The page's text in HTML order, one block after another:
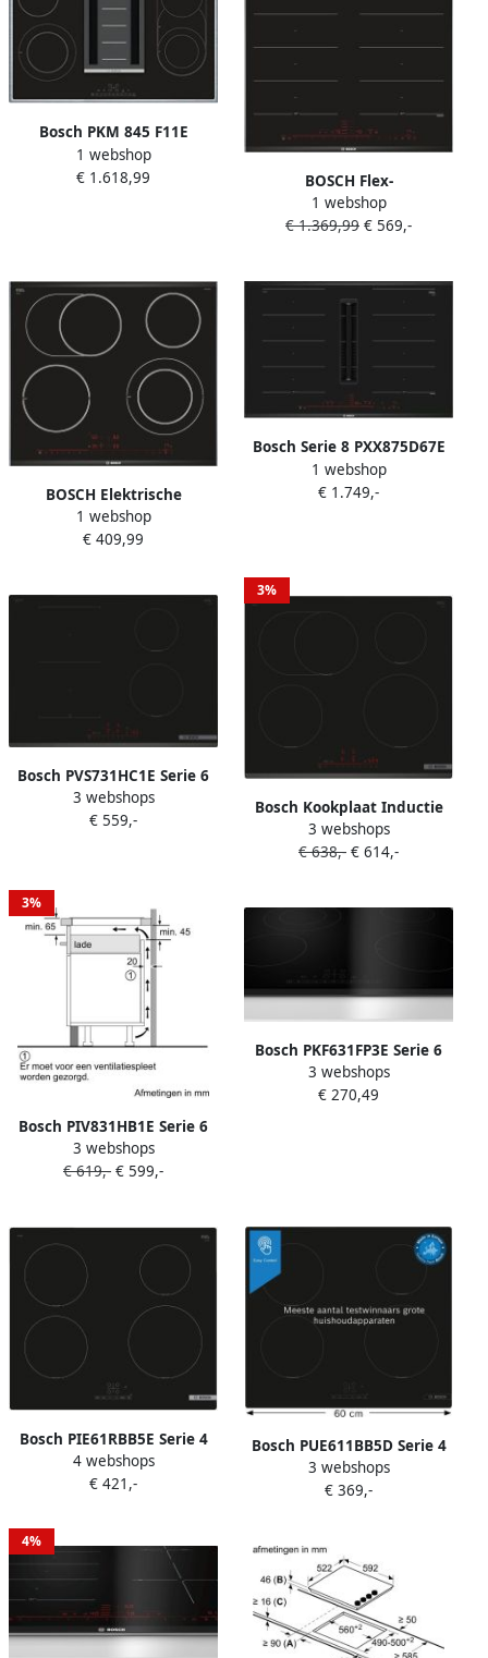
Bosch PKM 845 F11E
elektrische kookplaat met
geïntegreerde afzuigkap
1 webshop
€ 1.618,99
BOSCH Flex-
inductiekookplaat van
SCHOTT CERAN PXX675DC1E
temperatuurbewaking
1 webshop
€ 1.369,99 € 569,-
BOSCH Elektrische
kookplaat van SCHOTT
CERAN PKN675DP1D Power
1 webshop
€ 409,99
Bosch Serie 8 PXX875D67E
Zwart Ingebouwd 80 cm
Inductiekookplaat zones
1 webshop
€ 1.749,-
Bosch PVS731HC1E Serie 6
Inbouw inductiekookplaat
70cm CombiZone:
Plus: aanbranden behoort
tot het verleden
3 webshops
€ 559,-
3%
Bosch Kookplaat Inductie
PIF631HB1E |
Inductiekookplaten |
3 webshops
€ 638,- € 614,-
3%
Bosch PIV831HB1E Serie 6
Inbouw Inductiekookplaat-
2-fasen 80cm breed Tot 35%
bediening van de kookplaat
3 webshops
€ 619,- € 599,-
Bosch PKF631FP3E Serie 6
Elektrische kookplaat 60 cm
Zwart opbouwmontage
3 webshops
€ 270,49
Bosch PIE61RBB5E Serie 4
Inbouw Inductiekookplaat
Sneller koken met
4 webshops
€ 421,-
Bosch PUE611BB5D Serie 4
Inbouw Inductiekookplaat
60 cm Power Boost: tot wel
je gewenste kookzone en
vermogensstand
3 webshops
€ 369,-
4%